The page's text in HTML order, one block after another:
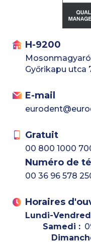
H-9200
Győrikapu utca
E-mail
Gratuit
00 800 1000
Numéro de
00 36 96 578
Horaires
Lundi-
Samedi :